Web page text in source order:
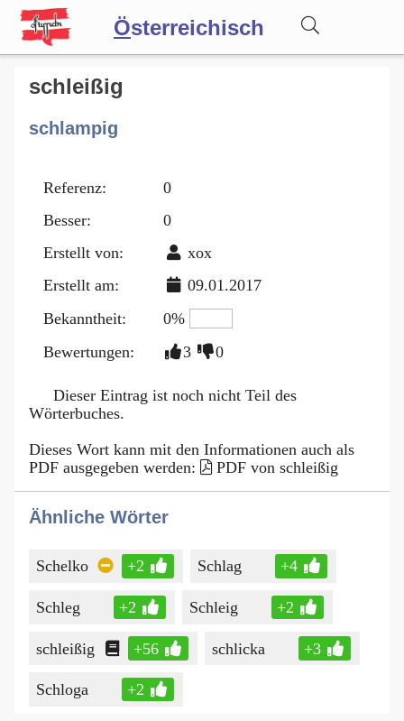
Österreichisch
Wörterbuch
Forum
Blog
schleißig
schlampig
Referenz:
0
Besser:
0
Erstellt von:
xox
Erstellt am:
09.01.2017
Bekanntheit:
0%
Bewertungen:
3 0
Dieser Eintrag ist noch nicht Teil des
Wörterbuches.
Dieses Wort kann mit den Informationen auch als
PDF ausgegeben werden:
PDF von schleißig
Ähnliche Wörter
Schelko +2 Schlag +4
Schleg +2 Schleig +2
schleißig +56 schlicka +3
Schloga +2